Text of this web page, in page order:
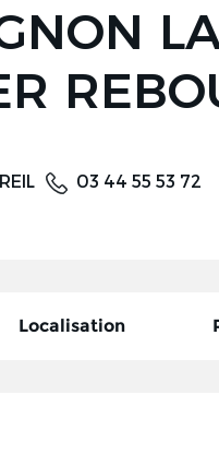
03 44 55 53 72
Localisation